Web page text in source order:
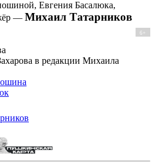
Евгения Басалюка,
— Михаил Татарников
6+
в редакции Михаила